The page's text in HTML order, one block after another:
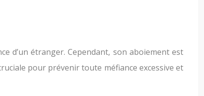
d’un étranger. Cependant, son aboiement est
pour prévenir toute méfiance excessive et